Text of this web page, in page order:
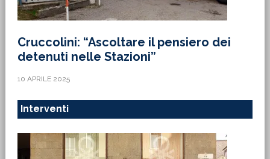
Cruccolini: “Ascoltare il pensiero dei
detenuti nelle Stazioni”
10 APRILE 2025
Interventi